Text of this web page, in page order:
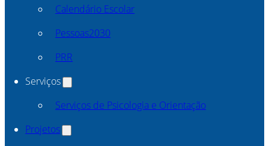
Calendário Escolar
Pessoas2030
PRR
Serviços
Serviços de Psicologia e Orientação
Projetos